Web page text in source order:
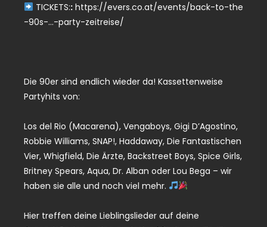
TICKETS:: https://evers.co.at/events/back-to-the
-90s-…-party-zeitreise/
Die 90er sind endlich wieder da! Kassettenweise
Partyhits von:
Los del Rio (Macarena), Vengaboys, Gigi D’Agostino,
Robbie Williams, SNAP!, Haddaway, Die Fantastischen
Vier, Whigfield, Die Ärzte, Backstreet Boys, Spice Girls,
Britney Spears, Aqua, Dr. Alban oder Lou Bega – wir
haben sie alle und noch viel mehr.
Hier treffen deine Lieblingslieder auf deine